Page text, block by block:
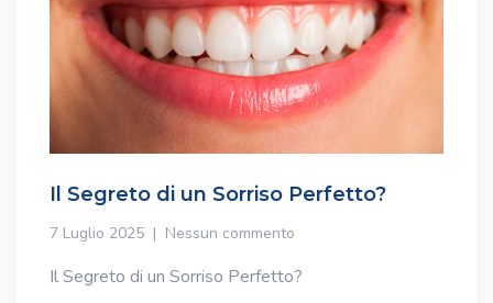
Il Segreto di un Sorriso Perfetto?
7 Luglio 2025 Nessun commento
Il Segreto di un Sorriso Perfetto?